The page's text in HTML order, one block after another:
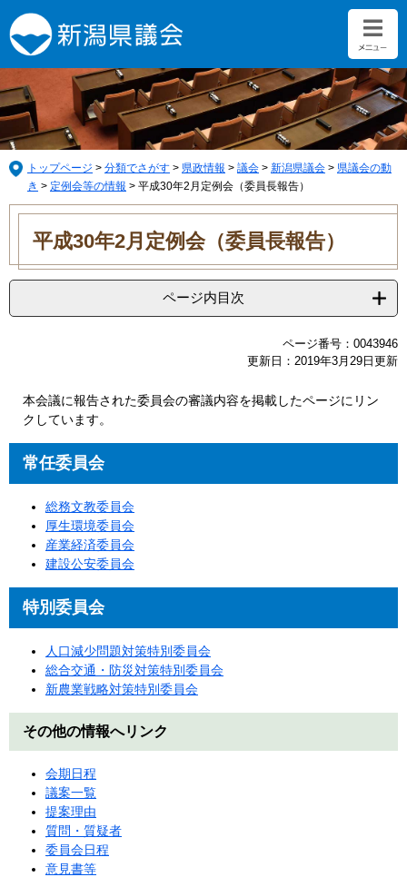
ー
ジ
の
先
頭
で
す。
ニ
ュ
ー
を
飛
ば
し
て
トップページ > 分類でさがす > 県政情報 > 議会 > 新潟県議会 > 県議会の動
き > 定例会等の情報 > 平成30年2月定例会（委員長報告）
本
平成30年2月定例会（委員長報告）
ページ内目次
ページ番号：0043946
更新日：2019年3月29日更新
本会議に報告された委員会の審議内容を掲載したページにリン
クしています。
常任委員会
総務文教委員会
厚生環境委員会
産業経済委員会
建設公安委員会
特別委員会
人口減少問題対策特別委員会
総合交通・防災対策特別委員会
新農業戦略対策特別委員会
その他の情報へリンク
会期日程
議案一覧
提案理由
質問・質疑者
委員会日程
意見書等